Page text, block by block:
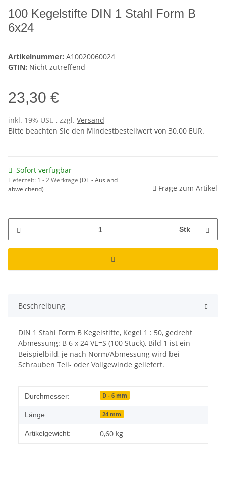
100 Kegelstifte DIN 1 Stahl Form B
6x24
Artikelnummer: A10020060024
GTIN: Nicht zutreffend
23,30 €
inkl. 19% USt. , zzgl. Versand
Bitte beachten Sie den Mindestbestellwert von 30.00 EUR.
Sofort verfügbar
Lieferzeit: 1 - 2 Werktage (DE - Ausland
abweichend)
Frage zum Artikel
Stk
Beschreibung
DIN 1 Stahl Form B Kegelstifte, Kegel 1 : 50, gedreht
Abmessung: B 6 x 24 VE=S (100 Stück), Bild 1 ist ein
Beispielbild, je nach Norm/Abmessung wird bei
Schrauben Teil- oder Vollgewinde geliefert.
Produkteigenschaft
Wert
Durchmesser: D - 6 mm
Länge: 24 mm
Artikelgewicht: 0,60 kg